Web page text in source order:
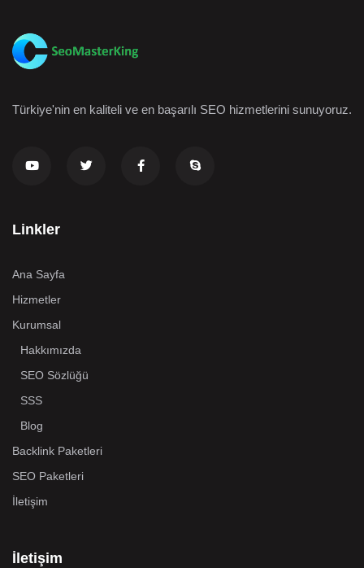
Türkiye'nin en kaliteli ve en başarılı SEO hizmetlerini sunuyoruz.
Linkler
Ana Sayfa
Hizmetler
Kurumsal
Hakkımızda
SEO Sözlüğü
SSS
Blog
Backlink Paketleri
SEO Paketleri
İletişim
İletişim